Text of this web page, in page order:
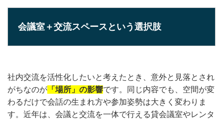
会議室＋交流スペースという選択肢
社内交流を活性化したいと考えたとき、意外と見落とされ
がちなのが 「場所」の影響です。同じ内容でも、空間が変
わるだけで会話の生まれ方や参加姿勢は大きく変わりま
す。近年は、会議と交流を一体で行える貸会議室やレンタ